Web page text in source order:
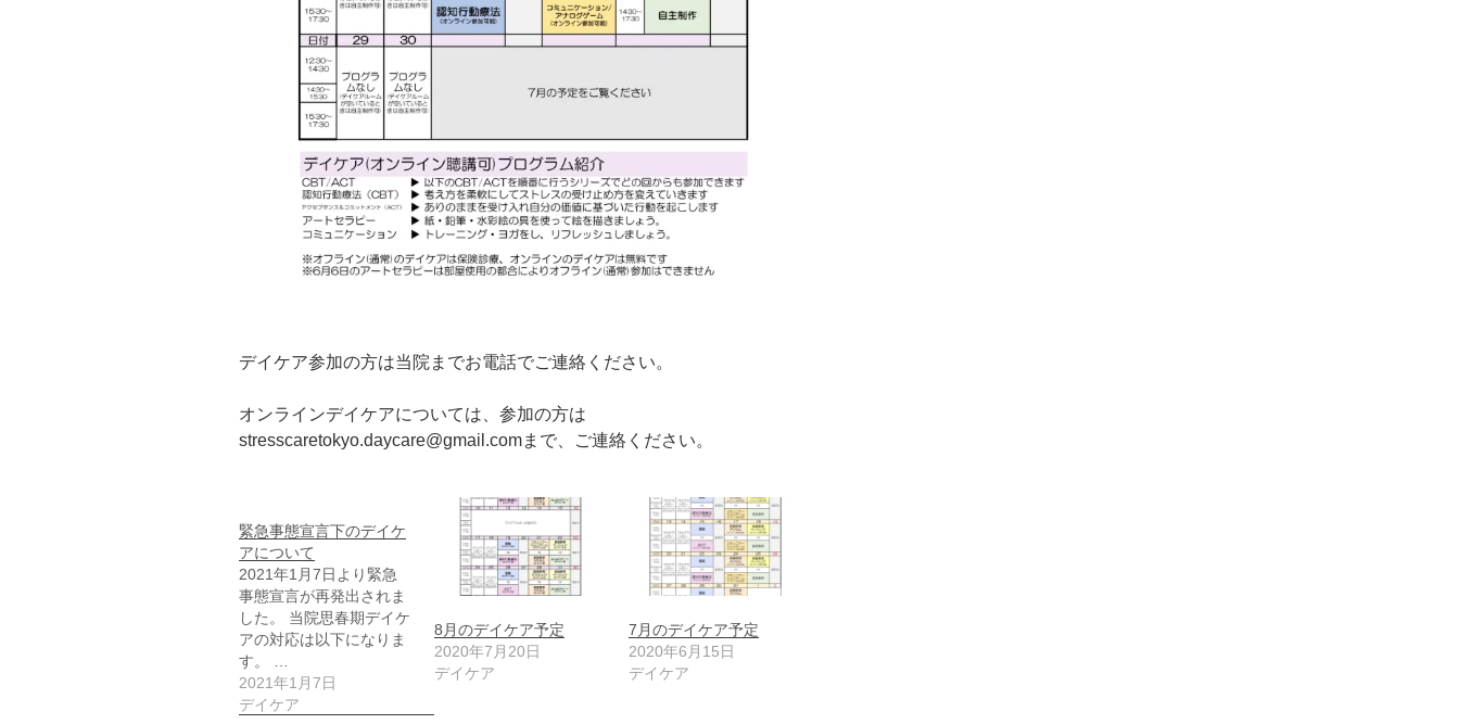
デイケア参加の方は当院までお電話でご連絡ください。
オンラインデイケアについては、参加の方は
stresscaretokyo.daycare@gmail.comまで、ご連絡ください。
緊急事態宣言下のデイケ
アについて
2021年1月7日より緊急
事態宣言が再発出されま
した。 当院思春期デイケ
アの対応は以下になりま
す。 …
2021年1月7日
デイケア
8月のデイケア予定
2020年7月20日
デイケア
7月のデイケア予定
2020年6月15日
デイケア